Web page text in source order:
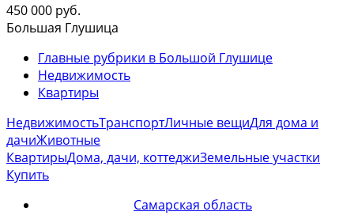
450 000 руб.
Большая Глушица
Главные рубрики в Большой Глушице
Недвижимость
Квартиры
НедвижимостьТранспортЛичные вещиДля дома и
дачиЖивотные
КвартирыДома, дачи, коттеджиЗемельные участки
Купить
Самарская область